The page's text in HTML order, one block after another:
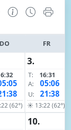
DO FR
(62°)
3.
T:
16:31
A:
05:06
U: 21:38
☀ 13:22 (62°)
10.